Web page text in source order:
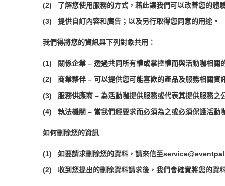
(2)
了解您使用服務的方式，藉此讓我們可以改善您的體
(3)
提供自訂內容和廣告；以及另行取得您同意的用途。
我們得將您的資訊與下列對象共用：
(1)
關係企業 – 透過共同所有權或掌控權而與活動咖相關
(2)
商業夥伴 – 可以提供您可能喜歡的產品及服務相關資
(3)
服務供應商 – 為活動咖提供服務或代表其提供服務之
(4)
執法機關 – 當我們經要求而必須為之或必須保護活動
如何刪除您的資訊
(1) 如要請求刪除您的資料，請來信至
(2)
收到您提出的刪除資料請求後，我們會確實將您的資